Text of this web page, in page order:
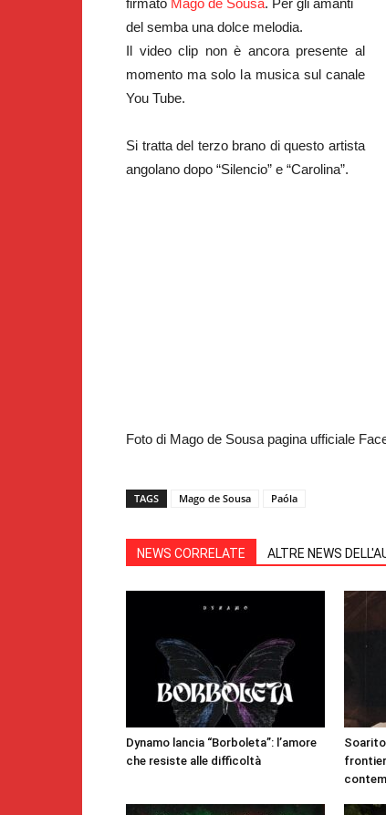
firmato Mago de Sousa. Per gli amanti
del semba una dolce melodia.
Il video clip non è ancora presente al
momento ma solo la musica sul canale
You Tube.
Si tratta del terzo brano di questo artista
angolano dopo “Silencio” e “Carolina”.
Foto di Mago de Sousa pagina ufficiale
TAGS Mago de Sousa Paóla
NEWS CORRELATE ALTRE NEWS
Dynamo lancia “Borboleta”: l’amore
che resiste alle difficoltà
Soarito